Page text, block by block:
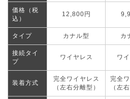
価格（税
込）
12,800円
タイプ カナル型 カ
接続タイ
プ
ワイヤレス ワ
装着方式
完全ワイヤレス
（左右分離型）
完全
（左